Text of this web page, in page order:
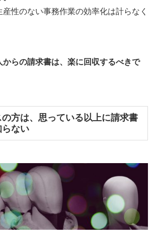
性のない事務作業の効率化は計らなく
からの請求書は、楽に回収するべきで
方は、思っている以上に請求書
ない